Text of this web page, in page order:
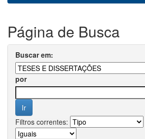
Página de Busca
Buscar em:
por
Filtros correntes: